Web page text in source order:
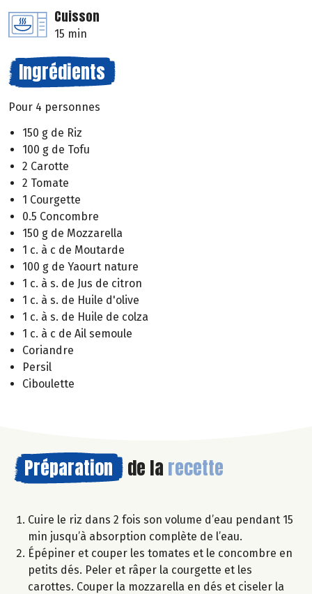
Cuisson
15 min
Ingrédients
Pour 4 personnes
150 g de Riz
100 g de Tofu
2 Carotte
2 Tomate
1 Courgette
0.5 Concombre
150 g de Mozzarella
1 c. à c de Moutarde
100 g de Yaourt nature
1 c. à s. de Jus de citron
1 c. à s. de Huile d'olive
1 c. à s. de Huile de colza
1 c. à c de Ail semoule
Coriandre
Persil
Ciboulette
Préparation de la recette
Cuire le riz dans 2 fois son volume d’eau pendant 15
min jusqu’à absorption complète de l’eau.
Épépiner et couper les tomates et le concombre en
petits dés. Peler et râper la courgette et les
carottes. Couper la mozzarella en dés et ciseler la